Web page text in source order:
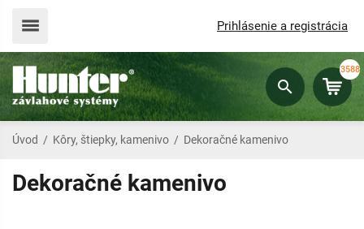
Prihlásenie a registrácia
3588
Úvod / Kôry, štiepky, kamenivo / Dekoračné kamenivo
Dekoračné kamenivo